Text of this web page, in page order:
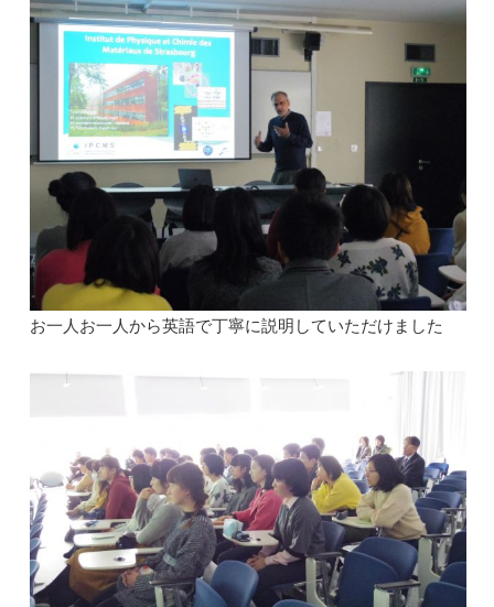
お一人お一人から英語で丁寧に説明していただけました